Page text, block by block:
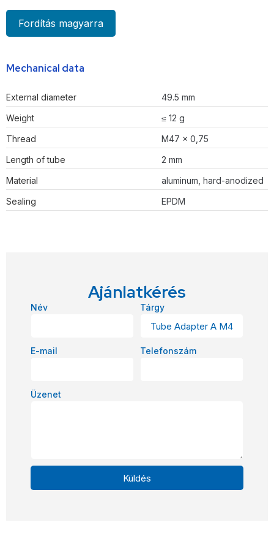
Fordítás magyarra
Mechanical data
External diameter
49.5 mm
Weight
≤ 12 g
Thread
M47 × 0,75
Length of tube
2 mm
Material
aluminum, hard-anodized
Sealing
EPDM
Ajánlatkérés
Név Tárgy
E-mail Telefonszám
Üzenet
Küldés